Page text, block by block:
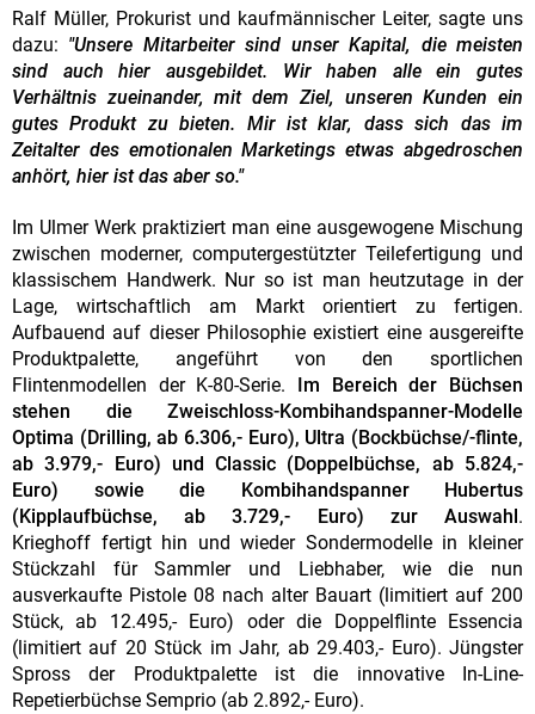
Ralf Müller, Prokurist und kaufmännischer Leiter, sagte uns
dazu: "Unsere Mitarbeiter sind unser Kapital, die meisten
sind auch hier ausgebildet. Wir haben alle ein gutes
Verhältnis zueinander, mit dem Ziel, unseren Kunden ein
gutes Produkt zu bieten. Mir ist klar, dass sich das im
Zeitalter des emotionalen Marketings etwas abgedroschen
anhört, hier ist das aber so."
Im Ulmer Werk praktiziert man eine ausgewogene Mischung
zwischen moderner, computergestützter Teilefertigung und
klassischem Handwerk. Nur so ist man heutzutage in der
Lage, wirtschaftlich am Markt orientiert zu fertigen.
Aufbauend auf dieser Philosophie existiert eine ausgereifte
Produktpalette, angeführt von den sportlichen
Flintenmodellen der K-80-Serie.
Im Bereich der Büchsen
stehen die Zweischloss-Kombihandspanner-Modelle
Optima (Drilling, ab 6.306,- Euro), Ultra (Bockbüchse/-flinte,
ab 3.979,- Euro) und Classic (Doppelbüchse, ab 5.824,-
Euro) sowie die Kombihandspanner Hubertus
(Kipplaufbüchse, ab 3.729,- Euro) zur Auswahl .
Krieghoff fertigt hin und wieder Sondermodelle in kleiner
Stückzahl für Sammler und Liebhaber, wie die nun
ausverkaufte Pistole 08 nach alter Bauart (limitiert auf 200
Stück, ab 12.495,- Euro) oder die Doppelflinte Essencia
(limitiert auf 20 Stück im Jahr, ab 29.403,- Euro). Jüngster
Spross der Produktpalette ist die innovative In-Line-
Repetierbüchse Semprio (ab 2.892,- Euro).